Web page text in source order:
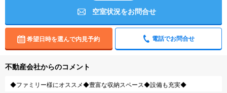
空室状況をお問合せ
希望日時を選んで内見予約 電話でお問合せ
不動産会社からのコメント
◆ファミリー様にオススメ◆豊富な収納スペース◆設備も充実◆